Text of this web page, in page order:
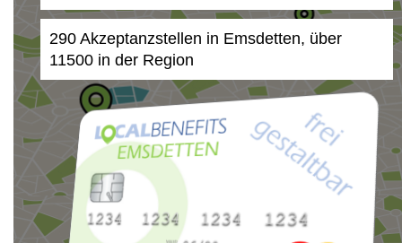
290 Akzeptanzstellen in Emsdetten, über
11500 in der Region